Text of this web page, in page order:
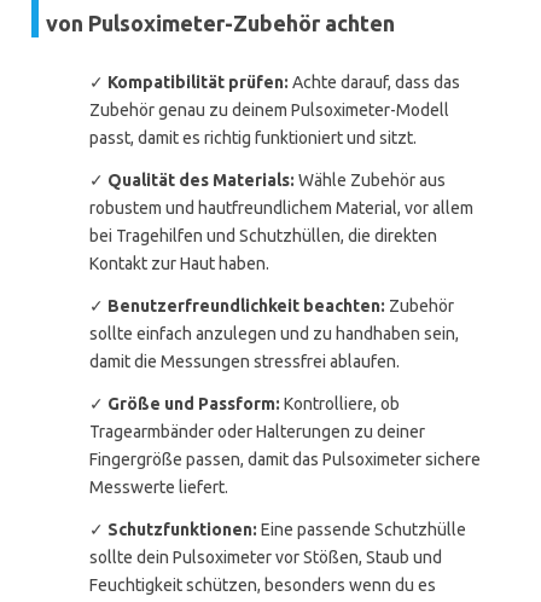
von Pulsoximeter-Zubehör achten
✓ Kompatibilität prüfen: Achte darauf, dass das
Zubehör genau zu deinem Pulsoximeter-Modell
passt, damit es richtig funktioniert und sitzt.
✓ Qualität des Materials: Wähle Zubehör aus
robustem und hautfreundlichem Material, vor allem
bei Tragehilfen und Schutzhüllen, die direkten
Kontakt zur Haut haben.
✓ Benutzerfreundlichkeit beachten: Zubehör
sollte einfach anzulegen und zu handhaben sein,
damit die Messungen stressfrei ablaufen.
✓ Größe und Passform: Kontrolliere, ob
Tragearmbänder oder Halterungen zu deiner
Fingergröße passen, damit das Pulsoximeter sichere
Messwerte liefert.
✓ Schutzfunktionen: Eine passende Schutzhülle
sollte dein Pulsoximeter vor Stößen, Staub und
Feuchtigkeit schützen, besonders wenn du es